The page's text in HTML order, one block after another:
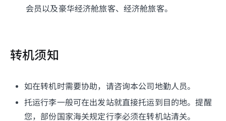
会员以及豪华经济舱旅客、经济舱旅客。
转机须知
如在转机时需要协助，请咨询本公司地勤人员。
托运行李一般可在出发站就直接托运到目的地。提醒
您，部份国家海关规定行李必须在转机站清关。